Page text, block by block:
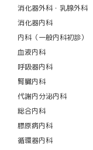
消化器外科・乳腺外科
消化器内科
内科（一般内科初診）
血液内科
呼吸器内科
腎臓内科
代謝内分泌内科
総合内科
膠原病内科
循環器内科